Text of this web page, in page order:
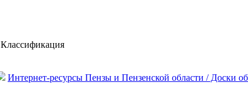
Классификация
Интернет-ресурсы Пензы и Пензенской области / Доски